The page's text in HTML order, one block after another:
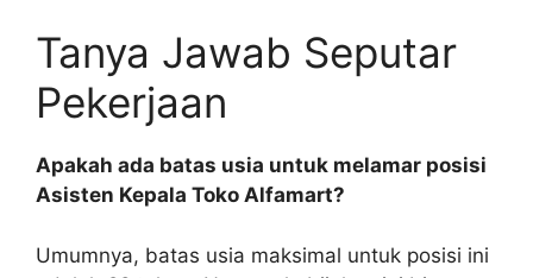
Tanya Jawab Seputar
Pekerjaan
Apakah ada batas usia untuk melamar posisi
Asisten Kepala Toko Alfamart?
Umumnya, batas usia maksimal untuk posisi ini